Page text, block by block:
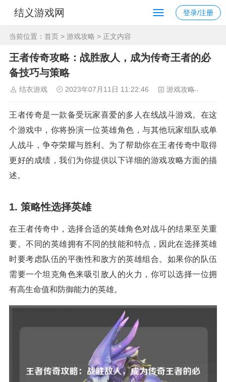
结义游戏网 登录/注册
当前位置： 首页 > 游戏攻略 > 正文内容
王者传奇攻略：战胜敌人，成为传奇王者的必
备技巧与策略
结衣游戏 2023年07月11日 11:22:46 游戏攻略
王者传奇是一款备受玩家喜爱的多人在线战斗游戏。在这
个游戏中，你将扮演一位英雄角色，与其他玩家组队或单
人战斗，争夺荣耀与胜利。为了帮助你在王者传奇中取得
更好的成绩，我们为你提供以下详细的游戏攻略方面的描
述。
1. 策略性选择英雄
在王者传奇中，选择合适的英雄角色对战斗的结果至关重
要。不同的英雄拥有不同的技能和特点，因此在选择英雄
时要考虑队伍的平衡性和敌方的英雄组合。如果你的队伍
需要一个坦克角色来吸引敌人的火力，你可以选择一位拥
有高生命值和防御能力的英雄。